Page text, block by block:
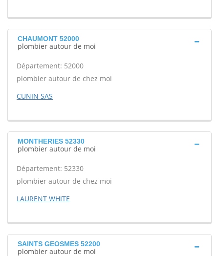
CHAUMONT 52000
plombier autour de moi
Département: 52000
plombier autour de chez moi
CUNIN SAS
MONTHERIES 52330
plombier autour de moi
Département: 52330
plombier autour de chez moi
LAURENT WHITE
SAINTS GEOSMES 52200
plombier autour de moi